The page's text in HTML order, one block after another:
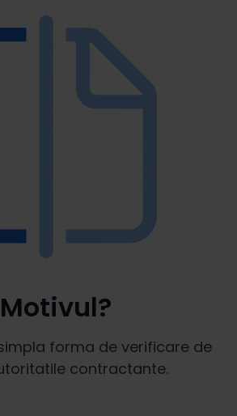
Motivul?
forma de verificare de
contractante.